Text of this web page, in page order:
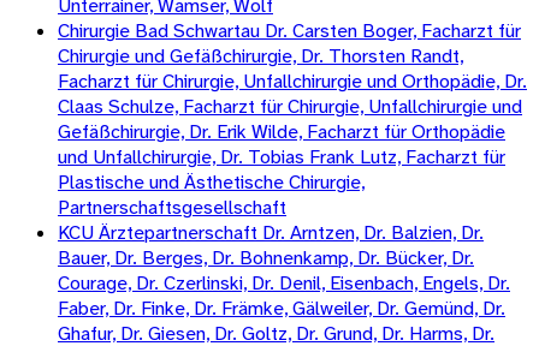
Unterrainer, Wamser, Wolf
Chirurgie Bad Schwartau Dr. Carsten Boger, Facharzt für
Chirurgie und Gefäßchirurgie, Dr. Thorsten Randt,
Facharzt für Chirurgie, Unfallchirurgie und Orthopädie, Dr.
Claas Schulze, Facharzt für Chirurgie, Unfallchirurgie und
Gefäßchirurgie, Dr. Erik Wilde, Facharzt für Orthopädie
und Unfallchirurgie, Dr. Tobias Frank Lutz, Facharzt für
Plastische und Ästhetische Chirurgie,
Partnerschaftsgesellschaft
KCU Ärztepartnerschaft Dr. Arntzen, Dr. Balzien, Dr.
Bauer, Dr. Berges, Dr. Bohnenkamp, Dr. Bücker, Dr.
Courage, Dr. Czerlinski, Dr. Denil, Eisenbach, Engels, Dr.
Faber, Dr. Finke, Dr. Främke, Gälweiler, Dr. Gemünd, Dr.
Ghafur, Dr. Giesen, Dr. Goltz, Dr. Grund, Dr. Harms, Dr.